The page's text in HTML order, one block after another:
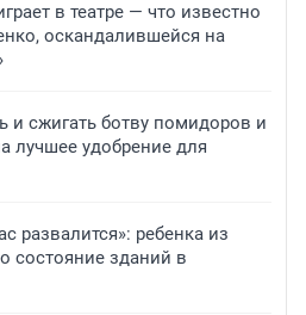
в театре — что известно
оскандалившейся на
и сжигать ботву помидоров и
лучшее удобрение для
развалится»: ребенка из
состояние зданий в